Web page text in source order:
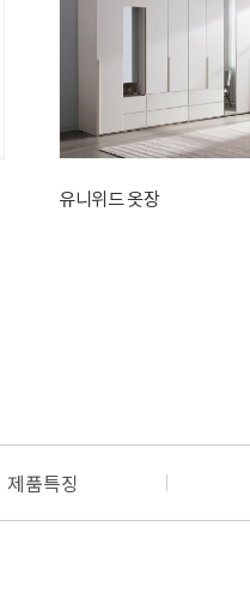
유니위드 일체형 화장대
유니위드 옷장
제품특징